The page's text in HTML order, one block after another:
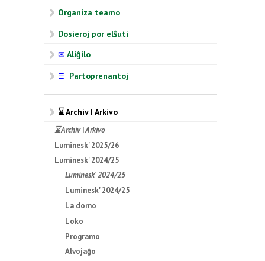
Organiza teamo
Dosieroj por elŝuti
✉ Aliĝilo
☰ Partoprenantoj
⌛ Archiv | Arkivo
⌛ Archiv | Arkivo
Luminesk' 2025/26
Luminesk' 2024/25
Luminesk' 2024/25
Luminesk' 2024/25
La domo
Loko
Programo
Alvojaĝo